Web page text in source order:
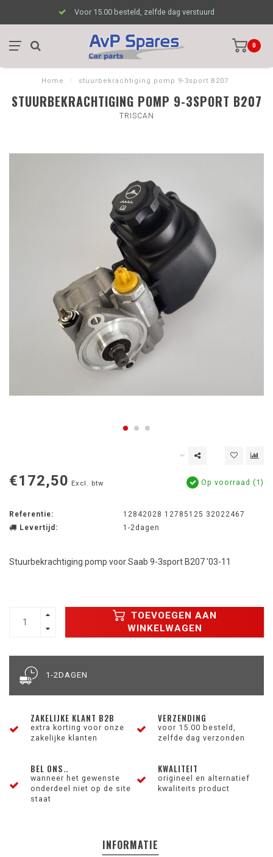
Voor 15.00 besteld, zelfde dag verstuurd
0
Home / stuurbekrachtiging pomp 9-3sport B207
STUURBEKRACHTIGING POMP 9-3SPORT B207
TRISCAN
€172,50 Excl. btw Op voorraad (1)
Referentie:
12842028 12785125 32022467
Levertijd:
1-2dagen
Stuurbekrachtiging pomp voor Saab 9-3sport B207 '03-11
TOEVOEGEN AAN
WINKELWAGEN
1-2DAGEN
ZAKELIJKE KLANT B2B
extra korting voor onze
zakelijke klanten
VERZENDING
voor 15.00 besteld,
zelfde dag verzonden
BEL ONS..
wanneer het gewenste
onderdeel niet op de site
staat
KWALITEIT
origineel en alternatief
kwaliteits product
INFORMATIE